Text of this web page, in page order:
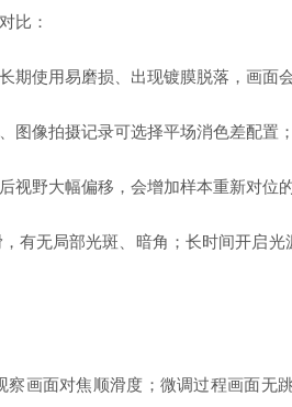
比：
使用易磨损、出现镀膜脱落，画面会
像拍摄记录可选择平场消色差配置；
野大幅偏移，会增加样本重新对位的
无局部光斑、暗角；长时间开启
面对焦顺滑度；微调过程画面无